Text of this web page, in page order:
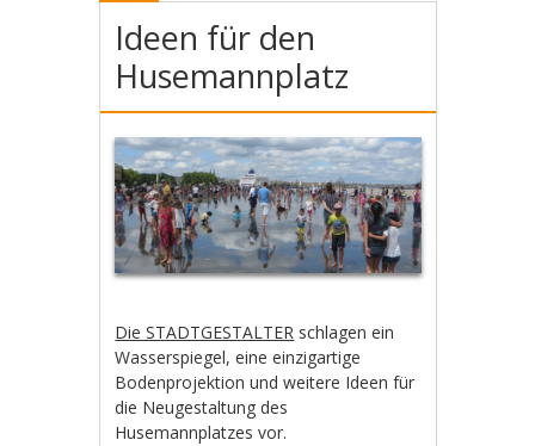
Ideen für den
Husemannplatz
Die STADTGESTALTER schlagen ein
Wasserspiegel, eine einzigartige
Bodenprojektion und weitere Ideen für
die Neugestaltung des
Husemannplatzes vor.